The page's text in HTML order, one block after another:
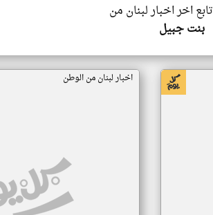
تابع اخر اخبار لبنان من
بنت جبيل
اخبار لبنان من الوطن